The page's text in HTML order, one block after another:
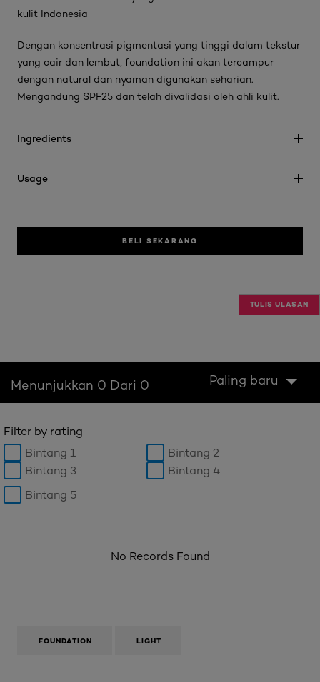
kulit Indonesia
Dengan konsentrasi pigmentasi yang tinggi dalam tekstur
yang cair dan lembut, foundation ini akan tercampur
dengan natural dan nyaman digunakan seharian.
Mengandung SPF25 dan telah divalidasi oleh ahli kulit.
Ingredients
Usage
BELI SEKARANG
TULIS ULASAN
Menunjukkan 0 Dari 0 Paling baru
Filter by rating
Bintang 1
Bintang 2
Bintang 3
Bintang 4
Bintang 5
No Records Found
FOUNDATION LIGHT